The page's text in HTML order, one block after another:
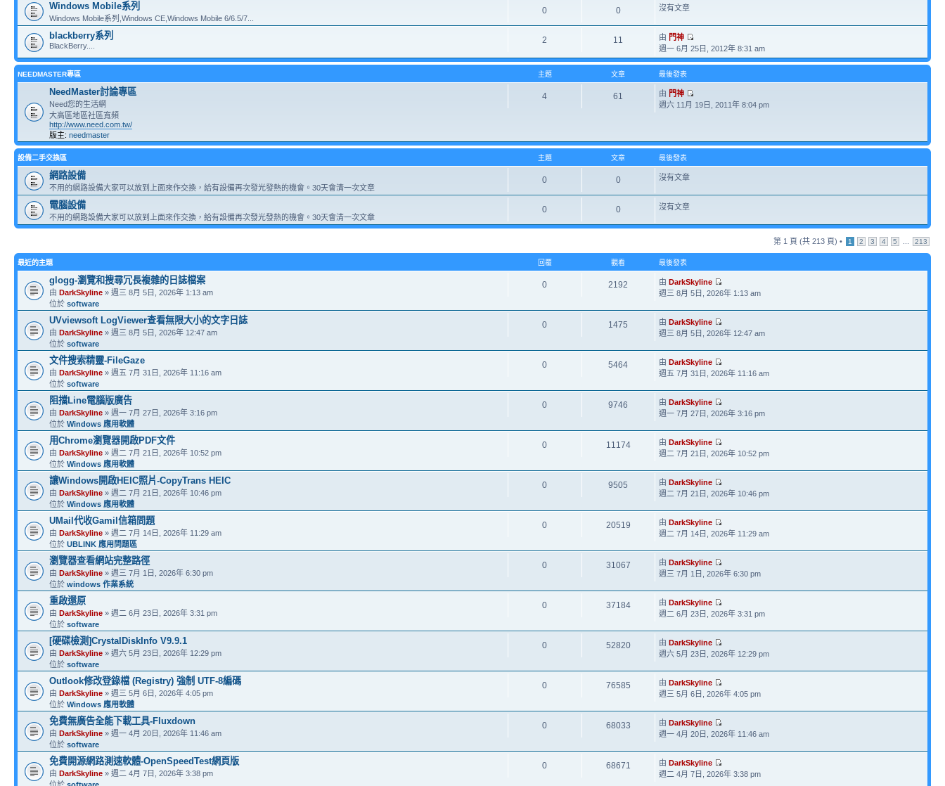
Windows Mobile系列
Windows Mobile系列,Windows CE,Windows Mobile 6/6.5/7...
0 0 沒有文章
blackberry系列
BlackBerry....
2 11 由 門神
週一 6月 25日, 2012年 8:31 am
NEEDMASTER專區 主題 文章 最後發表
NeedMaster討論專區
Need您的生活網
大高區地區社區寬頻
http://www.need.com.tw/
版主: needmaster
4 61 由 門神
週六 11月 19日, 2011年 8:04 pm
設備二手交換區 主題 文章 最後發表
網路設備
不用的網路設備大家可以放到上面來作交換，給有設備再次發光發熱的機會。30天會清一次文章
0 0 沒有文章
電腦設備
不用的網路設備大家可以放到上面來作交換，給有設備再次發光發熱的機會。30天會清一次文章
0 0 沒有文章
第 1 頁 (共 213 頁) • 1 2 3 4 5 213
最近的主題 回覆 觀看 最後發表
glogg-瀏覽和搜尋冗長複雜的日誌檔案
由 DarkSkyline » 週三 8月 5日, 2026年 1:13 am
位於 software
0 2192 由DarkSkyline
週三 8月 5日, 2026年 1:13 am
UVviewsoft LogViewer查看無限大小的文字日誌
由 DarkSkyline » 週三 8月 5日, 2026年 12:47 am
位於 software
0 1475 由DarkSkyline
週三 8月 5日, 2026年 12:47 am
文件搜索精靈-FileGaze
由 DarkSkyline » 週五 7月 31日, 2026年 11:16 am
位於 software
0 5464 由DarkSkyline
週五 7月 31日, 2026年 11:16 am
阻擋Line電腦版廣告
由 DarkSkyline » 週一 7月 27日, 2026年 3:16 pm
位於 Windows 應用軟體
0 9746 由DarkSkyline
週一 7月 27日, 2026年 3:16 pm
用Chrome瀏覽器開啟PDF文件
由 DarkSkyline » 週二 7月 21日, 2026年 10:52 pm
位於 Windows 應用軟體
0 11174 由DarkSkyline
週二 7月 21日, 2026年 10:52 pm
讓Windows開啟HEIC照片-CopyTrans HEIC
由 DarkSkyline » 週二 7月 21日, 2026年 10:46 pm
位於 Windows 應用軟體
0 9505 由DarkSkyline
週二 7月 21日, 2026年 10:46 pm
UMail代收Gamil信箱問題
由 DarkSkyline » 週二 7月 14日, 2026年 11:29 am
位於 UBLINK 應用問題區
0 20519 由DarkSkyline
週二 7月 14日, 2026年 11:29 am
瀏覽器查看網站完整路徑
由 DarkSkyline » 週三 7月 1日, 2026年 6:30 pm
位於 windows 作業系統
0 31067 由DarkSkyline
週三 7月 1日, 2026年 6:30 pm
重啟還原
由 DarkSkyline » 週二 6月 23日, 2026年 3:31 pm
位於 software
0 37184 由DarkSkyline
週二 6月 23日, 2026年 3:31 pm
[硬碟檢測]CrystalDiskInfo V9.9.1
由 DarkSkyline » 週六 5月 23日, 2026年 12:29 pm
位於 software
0 52820 由DarkSkyline
週六 5月 23日, 2026年 12:29 pm
Outlook修改登錄檔 (Registry) 強制 UTF-8編碼
由 DarkSkyline » 週三 5月 6日, 2026年 4:05 pm
位於 Windows 應用軟體
0 76585 由DarkSkyline
週三 5月 6日, 2026年 4:05 pm
免費無廣告全能下載工具-Fluxdown
由 DarkSkyline » 週一 4月 20日, 2026年 11:46 am
位於 software
0 68033 由DarkSkyline
週一 4月 20日, 2026年 11:46 am
免費開源網路測速軟體-OpenSpeedTest網頁版
由 DarkSkyline » 週二 4月 7日, 2026年 3:38 pm
0 68671 由DarkSkyline
週二 4月 7日, 2026年 3:38 pm